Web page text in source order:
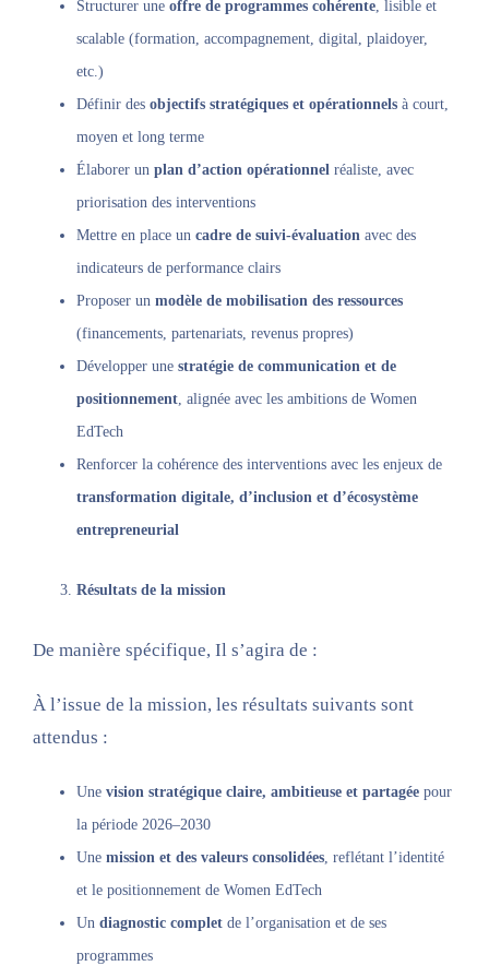
Structurer une offre de programmes cohérente, lisible et
scalable (formation, accompagnement, digital, plaidoyer,
etc.)
Définir des objectifs stratégiques et opérationnels à court,
moyen et long terme
Élaborer un plan d’action opérationnel réaliste, avec
priorisation des interventions
Mettre en place un cadre de suivi-évaluation avec des
indicateurs de performance clairs
Proposer un modèle de mobilisation des ressources
(financements, partenariats, revenus propres)
Développer une stratégie de communication et de
positionnement, alignée avec les ambitions de Women
EdTech
Renforcer la cohérence des interventions avec les enjeux de
transformation digitale, d’inclusion et d’écosystème
entrepreneurial
Résultats de la mission
De manière spécifique, Il s’agira de :
À l’issue de la mission, les résultats suivants sont
attendus :
Une vision stratégique claire, ambitieuse et partagée pour
la période 2026–2030
Une mission et des valeurs consolidées, reflétant l’identité
et le positionnement de Women EdTech
Un diagnostic complet de l’organisation et de ses
programmes